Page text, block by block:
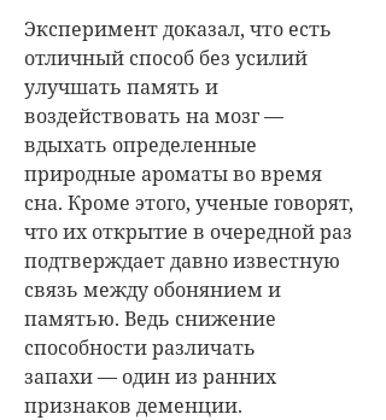
Эксперимент доказал, что есть
отличный способ без усилий
улучшать память и
воздействовать на мозг —
вдыхать определенные
природные ароматы во время
сна. Кроме этого, ученые говорят,
что их открытие в очередной раз
подтверждает давно известную
связь между обонянием и
памятью. Ведь снижение
способности различать
запахи — один из ранних
признаков деменции.